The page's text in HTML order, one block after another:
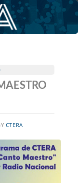
CTERA